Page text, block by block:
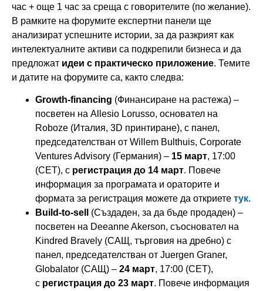
час + още 1 час за среща с говорителите (по желание).
В рамките на форумите експертни панели ще
анализират успешните истории, за да разкрият как
интелектуалните активи са подкрепили бизнеса и да
предложат идеи с практическо приложение. Темите
и датите на форумите са, както следва:
Growth-financing (Финансиране на растежа) –
посветен на Allesio Lorusso, основател на
Roboze (Италия, 3D принтиране), с панел,
председателстван от Willem Bulthuis, Corporate
Ventures Advisory (Германия) – 15 март, 17:00
(CET), с регистрация до 14 март. Повече
информация за програмата и ораторите и
формата за регистрация можете да откриете тук.
Build-to-sell
(Създаден, за да бъде продаден) –
посветен на Deeanne Akerson, съосновател на
Kindred Bravely (САЩ, търговия на дребно) с
панел, председателстван от Juergen Graner,
Globalator (САЩ) – 24 март, 17:00 (CET),
с регистрация до 23 март. Повече информация